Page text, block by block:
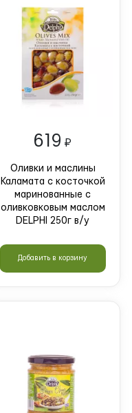
619 ₽
Оливки и маслины
Каламата с косточкой
маринованные с
оливковковым маслом
DELPHI 250г в/у
Добавить в корзину